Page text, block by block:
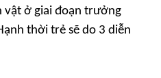
vật ở giai đoạn trưởng
thời trẻ sẽ do 3 diễn